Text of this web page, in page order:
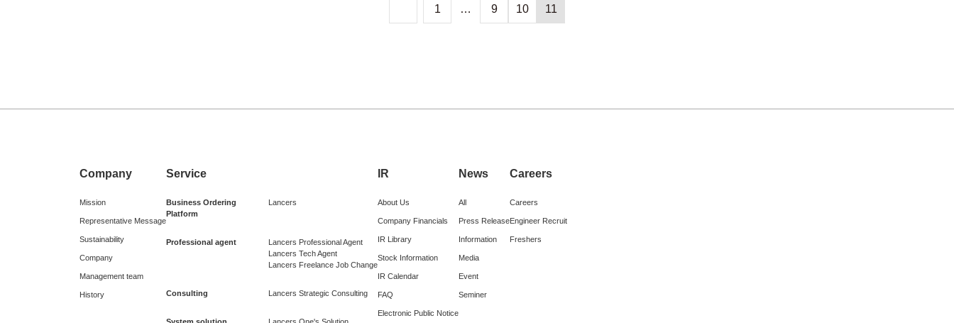
1 … 9 10 11
Company
Mission
Representative Message
Sustainability
Company
Management team
History
Service
Business Ordering
Platform
Lancers
Professional agent
Lancers Professional Agent
Lancers Tech Agent
Lancers Freelance Job Change
Consulting Lancers Strategic Consulting
IR
About Us
Company Financials
IR Library
Stock Information
IR Calendar
FAQ
Electronic Public Notice
News
All
Press Release
Information
Media
Event
Seminer
Careers
Careers
Engineer Recruit
Freshers